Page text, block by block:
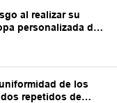
al realizar su
personalizada de
de los
repetidos de